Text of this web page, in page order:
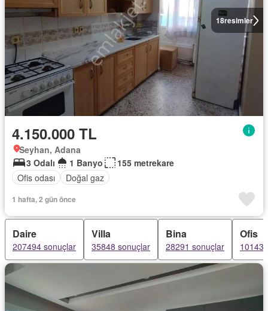
18resimler
4.150.000 TL
Seyhan, Adana
3 Odalı
1 Banyo
155 metrekare
Ofis odası
Doğal gaz
1 hafta, 2 gün önce
Daire
207494 sonuçlar
Villa
35848 sonuçlar
Bina
28291 sonuçlar
Ofis
10143